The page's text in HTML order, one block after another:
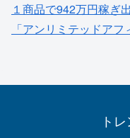
１商品で942万円稼ぎ
「アンリミテッドアフ
ト